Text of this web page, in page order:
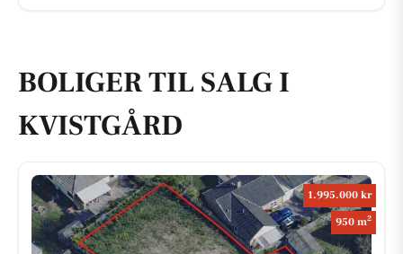
BOLIGER TIL SALG I
KVISTGÅRD
1.995.000 kr
950 m2